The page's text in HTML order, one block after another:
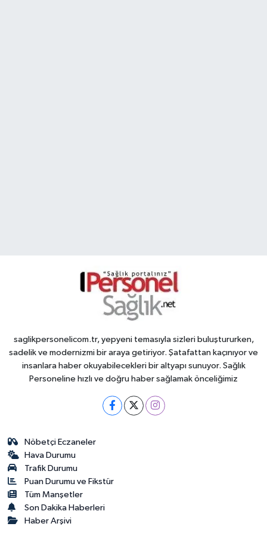
saglikpersonelicom.tr, yepyeni temasıyla sizleri buluştururken,
sadelik ve modernizmi bir araya getiriyor. Şatafattan kaçınıyor ve
insanlara haber okuyabilecekleri bir altyapı sunuyor. Sağlık
Personeline hızlı ve doğru haber sağlamak önceliğimiz
Nöbetçi Eczaneler
Hava Durumu
Trafik Durumu
Puan Durumu ve Fikstür
Tüm Manşetler
Son Dakika Haberleri
Haber Arşivi